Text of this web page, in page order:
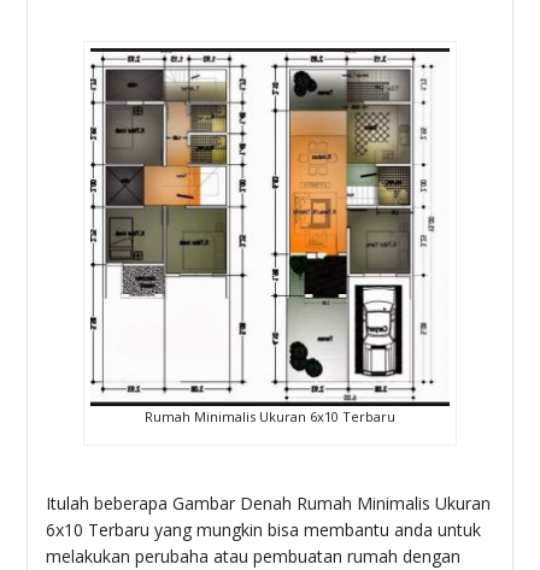
Rumah Minimalis Ukuran 6x10 Terbaru
Itulah beberapa Gambar Denah Rumah Minimalis Ukuran
6x10 Terbaru yang mungkin bisa membantu anda untuk
melakukan perubaha atau pembuatan rumah dengan